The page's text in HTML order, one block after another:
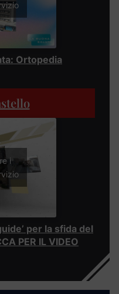
Ortopedia
i
per la sfida del
PER IL VIDEO